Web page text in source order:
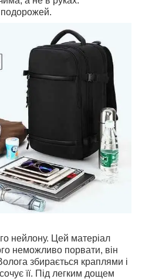
подорожей.
нейлону. Цей матеріал
неможливо порвати, він
збирається краплями і
її. Під легким дощем